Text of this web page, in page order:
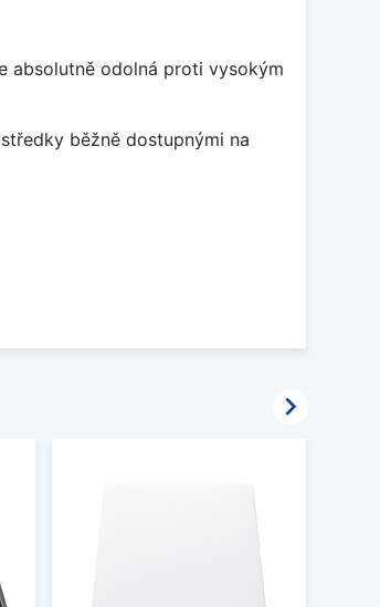
absolutně odolná proti vysokým
běžně dostupnými na
